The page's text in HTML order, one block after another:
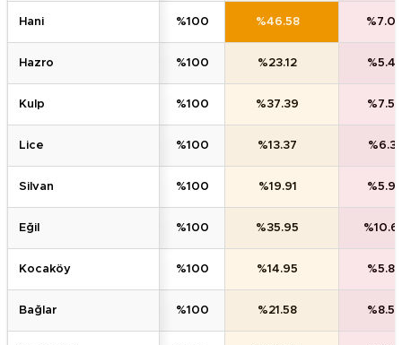
hani̇ %100 %46.58 %7.08
hazro %100 %23.12 %5.45
kulp %100 %37.39 %7.56
li̇ce %100 %13.37 %6.31
si̇lvan %100 %19.91 %5.93
eği̇l %100 %35.95
kocaköy %100 %14.95 %5.89
bağlar %100 %21.58 %8.58